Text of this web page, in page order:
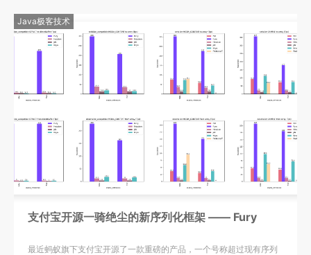
Java极客技术
支付宝开源一骑绝尘的新序列化框架 —— Fury
最近蚂蚁旗下支付宝开源了一款重磅的产品，一个号称超过现有序列